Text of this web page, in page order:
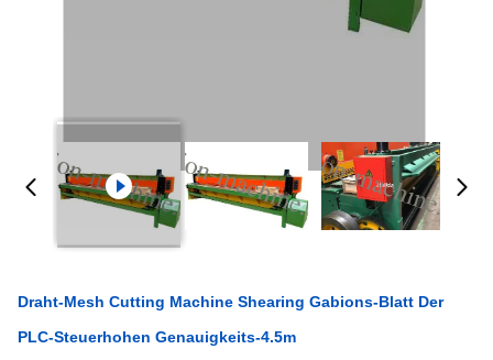
Draht-Mesh Cutting Machine Shearing Gabions-Blatt Der
PLC-Steuerhohen Genauigkeits-4.5m